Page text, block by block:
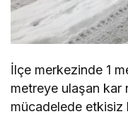
İlçe merkezinde 1
metreye ulaşan kar
mücadelede etkisiz